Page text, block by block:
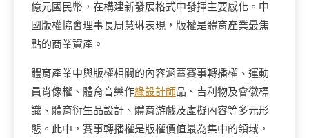
億元國民幣，在構建新發展格式中發揮主要感化。中
國版權協會理事長周慧琳表現，版權是體育產業最焦
點的商業資產。
體育產業中與版權相關的內容涵蓋賽事轉播權、運動
員肖像權、體育音樂作綠設計師品、吉利物及會徽標
識、體育衍生品設計、體育游戲及虛擬內容等多元形
態。此中，賽事轉播權是版權價值最為集中的領域，